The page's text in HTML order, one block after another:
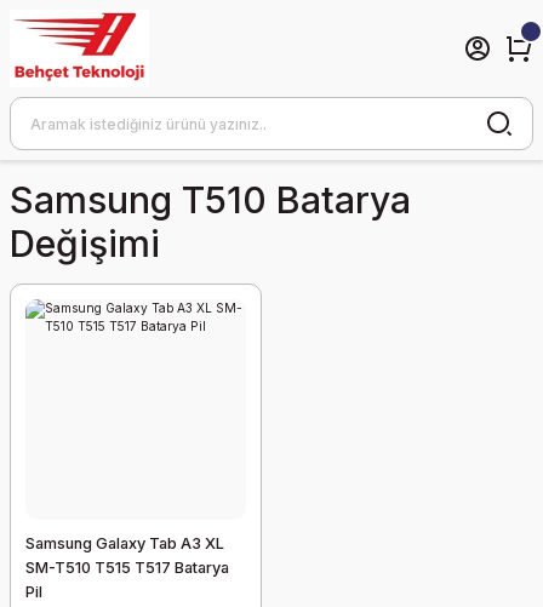
Samsung T510 Batarya
Değişimi
Samsung Galaxy Tab A3 XL
SM-T510 T515 T517 Batarya
Pil